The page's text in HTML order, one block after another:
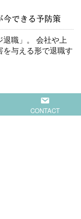
今できる予防策
職」。 会社や上
与える形で退職す
CONTACT